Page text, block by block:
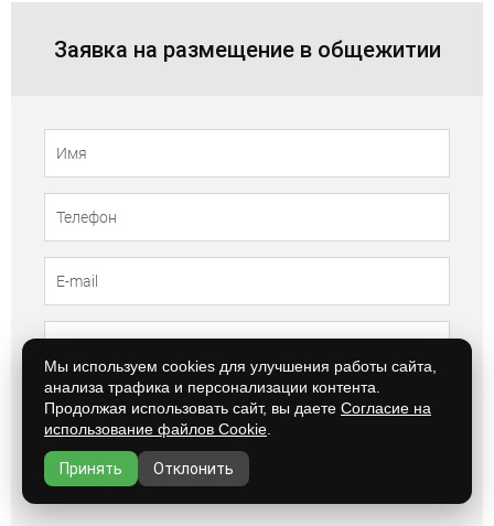
Заявка на размещение в общежитии
Нажимая на кнопку Вы даётесвое согласие на обработку
ваших персональных данных
Мы используем cookies для улучшения работы сайта,
анализа трафика и персонализации контента.
Продолжая использовать сайт, вы даете Согласие на
использование файлов Cookie
Принять Отклонить